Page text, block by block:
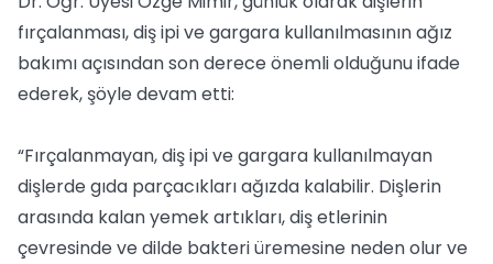
fırçalanması, diş ipi ve gargara kullanılmasının ağız
bakımı açısından son derece önemli olduğunu ifade
ederek, şöyle devam etti:
“Fırçalanmayan, diş ipi ve gargara kullanılmayan
dişlerde gıda parçacıkları ağızda kalabilir. Dişlerin
arasında kalan yemek artıkları, diş etlerinin
çevresinde ve dilde bakteri üremesine neden olur ve